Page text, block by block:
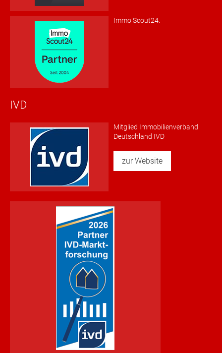
Immo Scout24.
IVD
Mitglied Immobilienverband
Deutschland IVD
zur Website